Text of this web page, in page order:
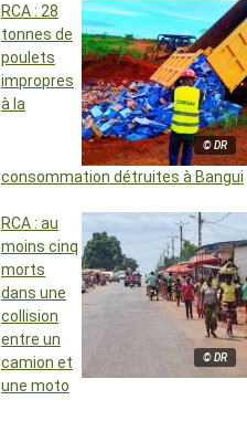
© DR
RCA : 28
tonnes de
poulets
impropres
à la
consommation détruites à Bangui
© DR
RCA : au
moins cinq
morts
dans une
collision
entre un
camion et
une moto